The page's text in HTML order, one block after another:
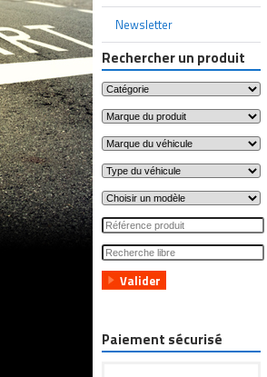
Newsletter
Rechercher un produit
Paiement sécurisé